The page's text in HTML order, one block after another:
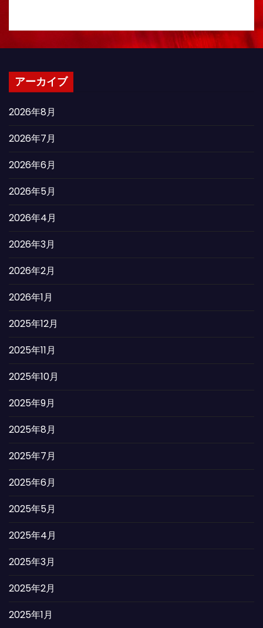
アーカイブ
2026年8月
2026年7月
2026年6月
2026年5月
2026年4月
2026年3月
2026年2月
2026年1月
2025年12月
2025年11月
2025年10月
2025年9月
2025年8月
2025年7月
2025年6月
2025年5月
2025年4月
2025年3月
2025年2月
2025年1月